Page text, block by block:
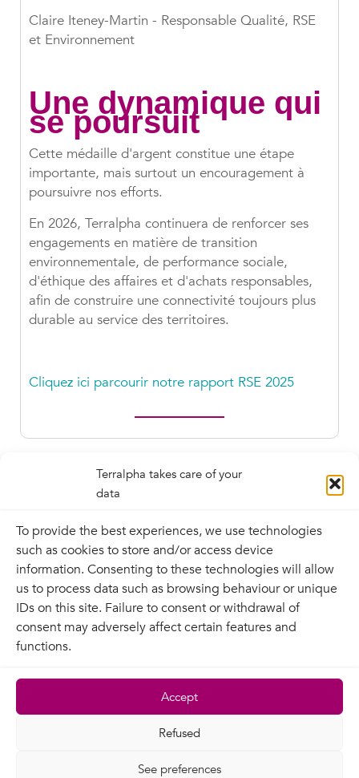
Terralpha takes care of your
data
To provide the best experiences, we use technologies
such as cookies to store and/or access device
information. Consenting to these technologies will allow
us to process data such as browsing behaviour or unique
IDs on this site. Failure to consent or withdrawal of
consent may adversely affect certain features and
functions.
Accept
Refused
See preferences
Claire Iteney-Martin - Responsable Qualité, RSE
et Environnement
Une dynamique qui
se poursuit
Cette médaille d'argent constitue une étape
importante, mais surtout un encouragement à
poursuivre nos efforts.
En 2026, Terralpha continuera de renforcer ses
engagements en matière de transition
environnementale, de performance sociale,
d'éthique des affaires et d'achats responsables,
afin de construire une connectivité toujours plus
durable au service des territoires.
Cliquez ici parcourir notre rapport RSE 2025
Contact
Terralpha network
Recruitment
Privacy policy
Contractual
documentation
Site map